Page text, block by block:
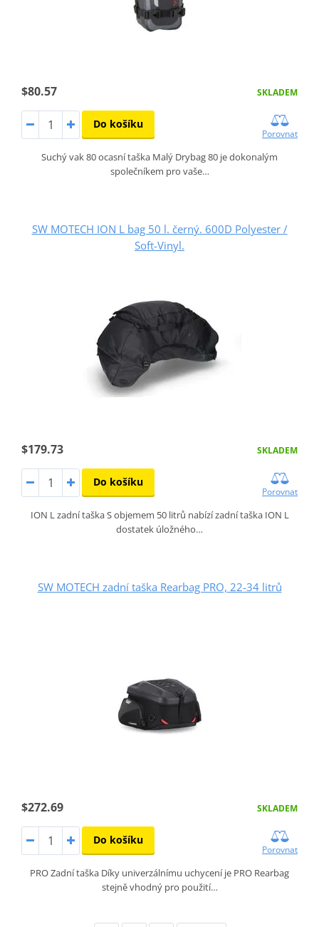
$80.57 SKLADEM
Do košíku
Porovnat
Suchý vak 80 ocasní taška Malý Drybag 80 je dokonalým
společníkem pro vaše…
SW MOTECH ION L bag 50 l. černý. 600D Polyester /
Soft-Vinyl.
$179.73 SKLADEM
Do košíku
Porovnat
ION L zadní taška S objemem 50 litrů nabízí zadní taška ION L
dostatek úložného…
SW MOTECH zadní taška Rearbag PRO, 22-34 litrů
$272.69 SKLADEM
Do košíku
Porovnat
PRO Zadní taška Díky univerzálnímu uchycení je PRO Rearbag
stejně vhodný pro použití…